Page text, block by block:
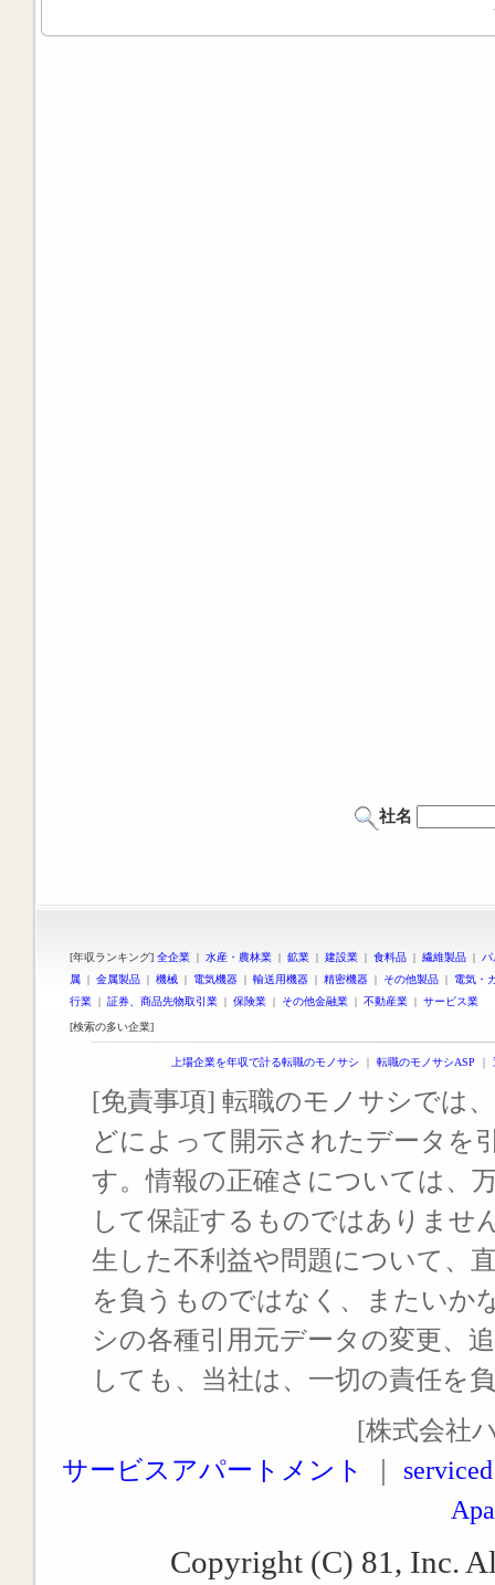
社名
[年収ランキング] 全企業 | 水産・農林業 | 鉱業 | 建設業 | 食料品 | 繊維製品 |
属 | 金属製品 | 機械 | 電気機器 | 輸送用機器 | 精密機器 | その他製品 | 電気・
行業 | 証券、商品先物取引業 | 保険業 | その他金融業 | 不動産業 | サービス業
[検索の多い企業]
上場企業を年収で計る転職のモノサシ ｜ 転職のモノサシASP ｜
[免責事項] 転職のモノサシでは
どによって開示されたデータを
す。情報の正確さについては、
して保証するものではありませ
生した不利益や問題について、
を負うものではなく、またいか
シの各種引用元データの変更、
しても、当社は、一切の責任を
[株式会社
サービスアパートメント
Copyright (C) 81, Inc.